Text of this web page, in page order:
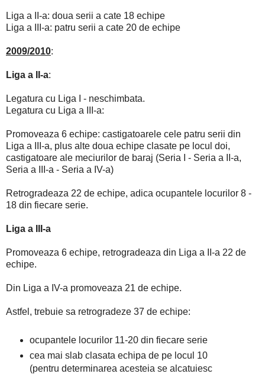
Liga a II-a: doua serii a cate 18 echipe
Liga a III-a: patru serii a cate 20 de echipe
2009/2010:
Liga a II-a:
Legatura cu Liga I - neschimbata.
Legatura cu Liga a III-a:
Promoveaza 6 echipe: castigatoarele cele patru serii din
Liga a III-a, plus alte doua echipe clasate pe locul doi,
castigatoare ale meciurilor de baraj (Seria I - Seria a II-a,
Seria a III-a - Seria a IV-a)
Retrogradeaza 22 de echipe, adica ocupantele locurilor 8 -
18 din fiecare serie.
Liga a III-a
Promoveaza 6 echipe, retrogradeaza din Liga a II-a 22 de
echipe.
Din Liga a IV-a promoveaza 21 de echipe.
Astfel, trebuie sa retrogradeze 37 de echipe:
ocupantele locurilor 11-20 din fiecare serie
cea mai slab clasata echipa de pe locul 10
(pentru determinarea acesteia se alcatuiesc